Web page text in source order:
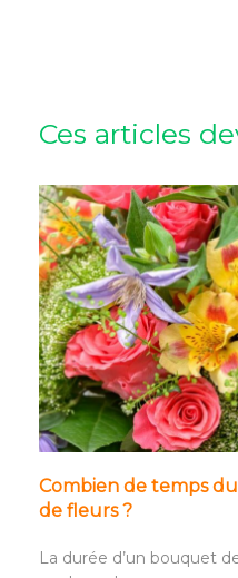
Ces articles
Combien de temps
de fleurs ?
La durée d’un bouquet